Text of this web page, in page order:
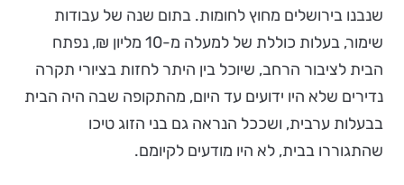
שנבנו בירושלים מחוץ לחומות. בתום שנה של עבודות
שימור, בעלות כוללת של למעלה מ-10 מליון ₪, נפתח
הבית לציבור הרחב, שיוכל בין היתר לחזות בציורי תקרה
נדירים שלא היו ידועים עד היום, מהתקופה שבה היה הבית
בבעלות ערבית, ושככל הנראה גם בני הזוג טיכו
שהתגוררו בבית, לא היו מודעים לקיומם.